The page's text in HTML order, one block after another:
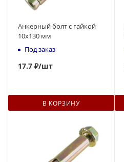
Анкерный болт с гайкой
10x130 мм
Под заказ
17.7 ₽/шт
В КОРЗИНУ